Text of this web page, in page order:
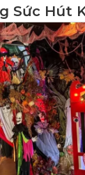
Sức Hút